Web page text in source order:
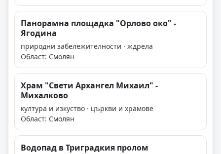
Панорамна площадка "Орлово око" -
Ягодина
природни забележителности · ждрела
Област: Смолян
Храм "Свети Архангел Михаил" -
Михалково
култура и изкуство · църкви и храмове
Област: Смолян
Водопад в Триградкия пролом